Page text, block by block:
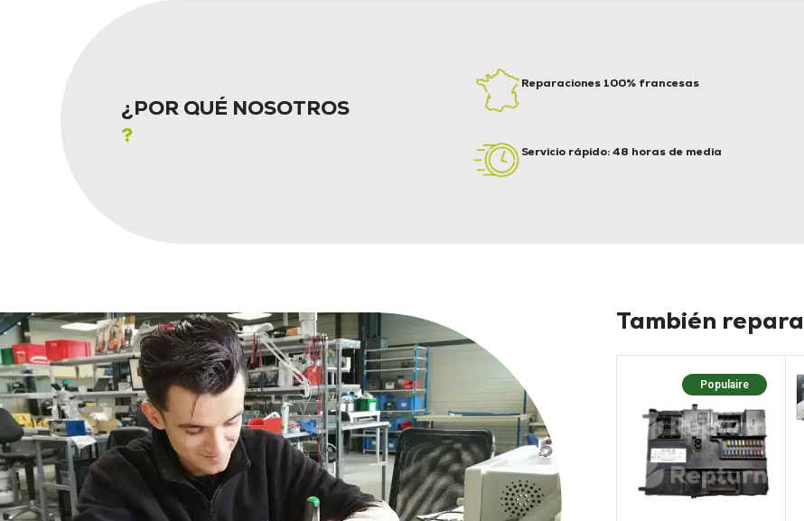
¿POR QUÉ NOSOTROS
?
Reparaciones 100% francesas
Servicio rápido: 48 horas de media
También
Populaire